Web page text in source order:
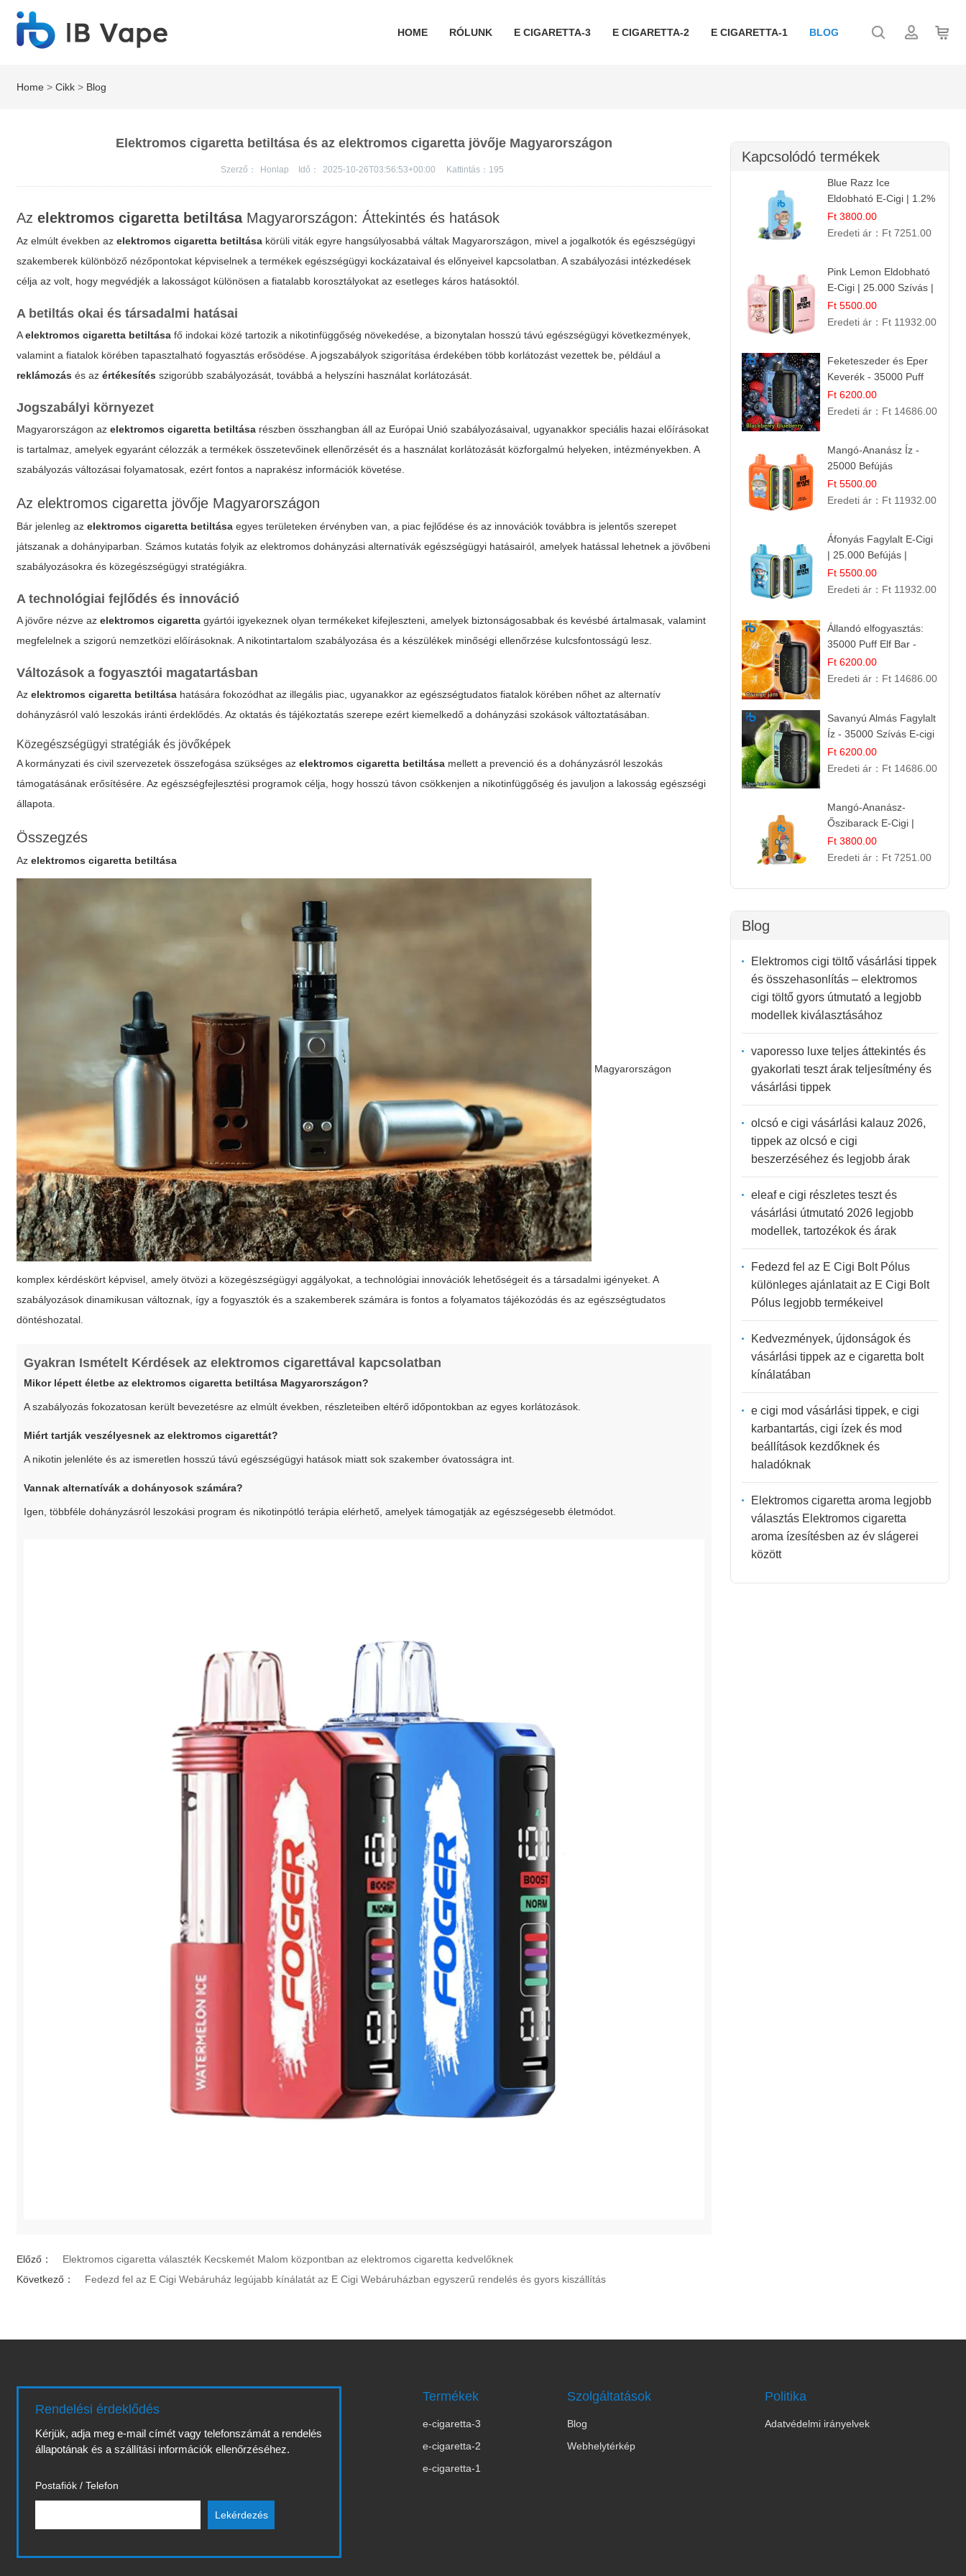
HOME RÓLUNK E CIGARETTA-3 E CIGARETTA-2 E CIGARETTA-1 BLOG
Home >Cikk > Blog
Elektromos cigaretta betiltása és az elektromos cigaretta jövője Magyarországon
Szerző： Honlap Idő： 2025-10-26T03:56:53+00:00 Kattintás： 195
Azelektromos cigaretta betiltásaMagyarországon: Áttekintés és hatások
Az elmúlt években azelektromos cigaretta betiltása körüli viták egyre hangsúlyosabbá váltak Magyarországon, mivel a jogalkotók és egészségügyi
szakemberek különböző nézőpontokat képviselnek a termékek egészségügyi kockázataival és előnyeivel kapcsolatban. Aszabályozási intézkedések
célja az volt, hogy megvédjék a lakosságot különösen a fiatalabb korosztályokat az esetleges káros hatásoktól.
A betiltás okai és társadalmi hatásai
Aelektromos cigaretta betiltása fő indokai közé tartozik a nikotinfüggőség növekedése, a bizonytalan hosszú távú egészségügyi következmények,
valamint a fiatalok körében tapasztalható fogyasztás erősödése. A jogszabályok szigorítása érdekében több korlátozást vezettek be, például a
reklámozás és azértékesítés szigorúbb szabályozását, továbbá a helyszíni használat korlátozását.
Jogszabályi környezet
Magyarországon azelektromos cigaretta betiltása részben összhangban áll az Európai Unió szabályozásaival, ugyanakkor speciális hazai előírásokat
is tartalmaz, amelyek egyaránt célozzák a termékek összetevőinek ellenőrzését és a használat korlátozását közforgalmú helyeken, intézményekben. A
szabályozás változásai folyamatosak, ezért fontos a naprakész információk követése.
Az elektromos cigaretta jövője Magyarországon
Bár jelenleg azelektromos cigaretta betiltása egyes területeken érvényben van, a piac fejlődése és az innovációk továbbra is jelentős szerepet
játszanak a dohányiparban. Számos kutatás folyik az elektromos dohányzási alternatívák egészségügyi hatásairól, amelyek hatással lehetnek a jövőbeni
szabályozásokra és közegészségügyi stratégiákra.
A technológiai fejlődés és innováció
A jövőre nézve azelektromos cigaretta gyártói igyekeznek olyan termékeket kifejleszteni, amelyek biztonságosabbak és kevésbé ártalmasak, valamint
megfelelnek a szigorú nemzetközi előírásoknak. A nikotintartalom szabályozása és a készülékek minőségi ellenőrzése kulcsfontosságú lesz.
Változások a fogyasztói magatartásban
Azelektromos cigaretta betiltása hatására fokozódhat az illegális piac, ugyanakkor az egészségtudatos fiatalok körében nőhet az alternatív
dohányzásról való leszokás iránti érdeklődés. Az oktatás és tájékoztatás szerepe ezért kiemelkedő a dohányzási szokások változtatásában.
Közegészségügyi stratégiák és jövőképek
A kormányzati és civil szervezetek összefogása szükséges azelektromos cigaretta betiltása mellett a prevenció és adohányzásról leszokás
támogatásának erősítésére. Az egészségfejlesztési programok célja, hogy hosszú távon csökkenjen a nikotinfüggőség és javuljon a lakosság egészségi
állapota.
Összegzés
Azelektromos cigaretta betiltása
Magyarországon
komplex kérdéskört képvisel, amely ötvözi a közegészségügyi aggályokat, a technológiai innovációk lehetőségeit és a társadalmi igényeket. A
szabályozások dinamikusan változnak, így a fogyasztók és a szakemberek számára is fontos a folyamatos tájékozódás és az egészségtudatos
döntéshozatal.
Gyakran Ismételt Kérdések az elektromos cigarettával kapcsolatban
Mikor lépett életbe az elektromos cigaretta betiltása Magyarországon?
A szabályozás fokozatosan került bevezetésre az elmúlt években, részleteiben eltérő időpontokban az egyes korlátozások.
Miért tartják veszélyesnek az elektromos cigarettát?
A nikotin jelenléte és az ismeretlen hosszú távú egészségügyi hatások miatt sok szakember óvatosságra int.
Vannak alternatívák a dohányosok számára?
Igen, többféle dohányzásról leszokási program és nikotinpótló terápia elérhető, amelyek támogatják az egészségesebb életmódot.
Előző：
Elektromos cigaretta választék Kecskemét Malom központban az elektromos cigaretta kedvelőknek
Következő：
Fedezd fel az E Cigi Webáruház legújabb kínálatát az E Cigi Webáruházban egyszerű rendelés és gyors kiszállítás
Kapcsolódó termékek
Blue Razz Ice
Eldobható E-Cigi | 1.2%
Nikotin | Jéghideg
Málna Íz
Ft 3800.00
Eredeti ár： Ft 7251.00
Pink Lemon Eldobható
E-Cigi | 25.000 Szívás |
Rózsaszín Citrom Íz
Ft 5500.00
Eredeti ár： Ft 11932.00
Feketeszeder és Eper
Keverék - 35000 Puff
Eldobható Vape | Ízletes
Gyümölcsökombináció!
Ft 6200.00
Eredeti ár： Ft 14686.00
Mangó-Ananász Íz -
25000 Befújás
Eldobható E-ciga |
Trópusi Gyümölcs
Ft 5500.00
Eredeti ár： Ft 11932.00
Áfonyás Fagylalt E-Cigi
| 25.000 Befújás |
Eldobható E-Cigaretta
Ft 5500.00
Eredeti ár： Ft 11932.00
Állandó elfogyasztás:
35000 Puff Elf Bar -
Narancslekvár íz
Ft 6200.00
Eredeti ár： Ft 14686.00
Savanyú Almás Fagylalt
Íz - 35000 Szívás E-cigi
Ft 6200.00
Eredeti ár： Ft 14686.00
Mangó-Ananász-
Őszibarack E-Cigi |
12.000 Befújás |
Tropikus Gyümölcs Íz
Ft 3800.00
Eredeti ár： Ft 7251.00
Blog
Elektromos cigi töltő vásárlási tippek
és összehasonlítás – elektromos
cigi töltő gyors útmutató a legjobb
modellek kiválasztásához
vaporesso luxe teljes áttekintés és
gyakorlati teszt árak teljesítmény és
vásárlási tippek
olcsó e cigi vásárlási kalauz 2026,
tippek az olcsó e cigi
beszerzéséhez és legjobb árak
eleaf e cigi részletes teszt és
vásárlási útmutató 2026 legjobb
modellek, tartozékok és árak
Fedezd fel az E Cigi Bolt Pólus
különleges ajánlatait az E Cigi Bolt
Pólus legjobb termékeivel
Kedvezmények, újdonságok és
vásárlási tippek az e cigaretta bolt
kínálatában
e cigi mod vásárlási tippek, e cigi
karbantartás, cigi ízek és mod
beállítások kezdőknek és
haladóknak
Elektromos cigaretta aroma legjobb
választás Elektromos cigaretta
aroma ízesítésben az év slágerei
között
Rendelési érdeklődés
Kérjük, adja meg e-mail címét vagy telefonszámát a rendelés
állapotának és a szállítási információk ellenőrzéséhez.
Postafiók / Telefon
Termékek
e-cigaretta-3
e-cigaretta-2
e-cigaretta-1
Szolgáltatások
Blog
Webhelytérkép
Politika
Adatvédelmi irányelvek